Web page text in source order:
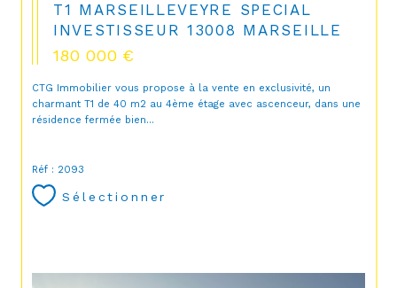
T1 MARSEILLEVEYRE SPECIAL
INVESTISSEUR 13008 MARSEILLE
180 000 €
CTG Immobilier vous propose à la vente en exclusivité, un
charmant T1 de 40 m2 au 4ème étage avec ascenceur, dans une
résidence fermée bien...
Réf : 2093
Sélectionner